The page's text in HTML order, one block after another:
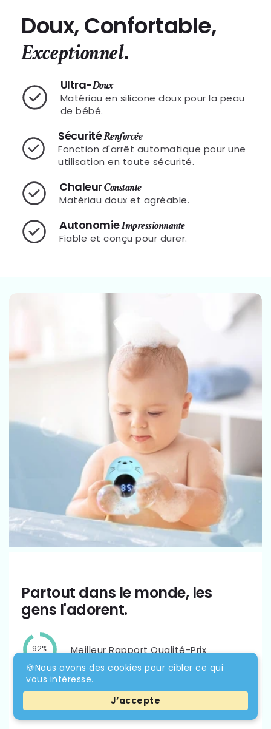
Doux, Confortable,
Exceptionnel.
Ultra-Doux
Matériau en silicone doux pour la peau
de bébé.
SécuritéRenforcée
Fonction d'arrêt automatique pour une
utilisation en toute sécurité.
ChaleurConstante
Matériau doux et agréable.
AutonomieImpressionnante
Fiable et conçu pour durer.
Partout dans le monde, les
gens l'adorent.
92% Meilleur Rapport Qualité-Prix
Service Client Réactif
🍪Nous avons des cookies pour cibler ce qui
vous intéresse.
J’accepte